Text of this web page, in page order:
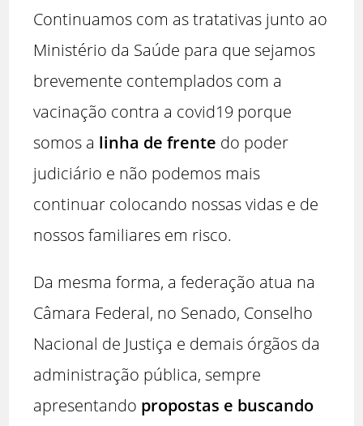
Continuamos com as tratativas junto ao
Ministério da Saúde para que sejamos
brevemente contemplados com a
vacinação contra a covid19 porque
somos a linha de frente do poder
judiciário e não podemos mais
continuar colocando nossas vidas e de
nossos familiares em risco.
Da mesma forma, a federação atua na
Câmara Federal, no Senado, Conselho
Nacional de Justiça e demais órgãos da
administração pública, sempre
apresentando propostas e buscando